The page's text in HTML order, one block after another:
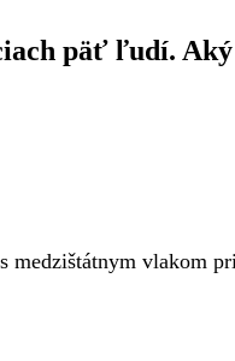
päť ľudí.
medzištátnym vlakom